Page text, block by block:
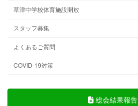
草津中学校体育施設開放
スタッフ募集
よくあるご質問
COVID-19対策
総会結果報告